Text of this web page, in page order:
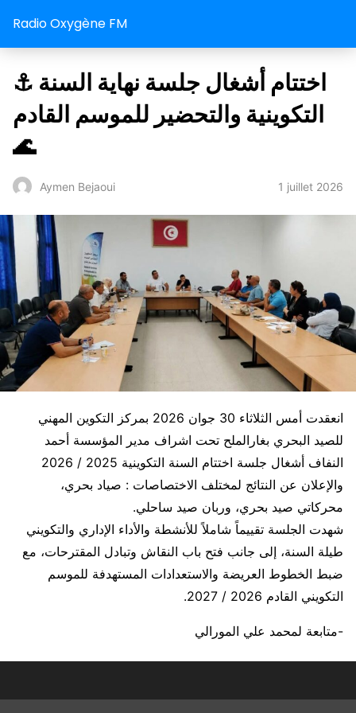
Radio Oxygène FM
⚓ اختتام أشغال جلسة نهاية السنة
التكوينية والتحضير للموسم القادم
🌊
Aymen Bejaoui 1 juillet 2026
انعقدت أمس الثلاثاء 30 جوان 2026 بمركز التكوين المهني
للصيد البحري بغارالملح تحت اشراف مدير المؤسسة أحمد
النفاف أشغال جلسة اختتام السنة التكوينية 2025 / 2026
والإعلان عن النتائج لمختلف الاختصاصات : صياد بحري،
محركاتي صيد بحري، وربان صيد ساحلي.
شهدت الجلسة تقييماً شاملاً للأنشطة والأداء الإداري والتكويني
طيلة السنة، إلى جانب فتح باب النقاش وتبادل المقترحات، مع
ضبط الخطوط العريضة والاستعدادات المستهدفة للموسم
التكويني القادم 2026 / 2027.
-متابعة لمحمد علي المورالي